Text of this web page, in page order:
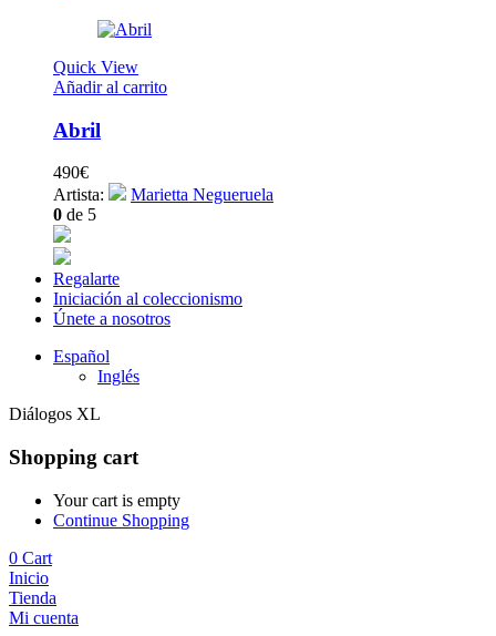
Quick View
Añadir al carrito
Abril
490€
Artista:
Marietta Negueruela
0 de 5
Regalarte
Iniciación al coleccionismo
Únete a nosotros
Español
Inglés
Diálogos XL
Shopping cart
Your cart is empty
Continue Shopping
0 Cart
Inicio
Tienda
Mi cuenta